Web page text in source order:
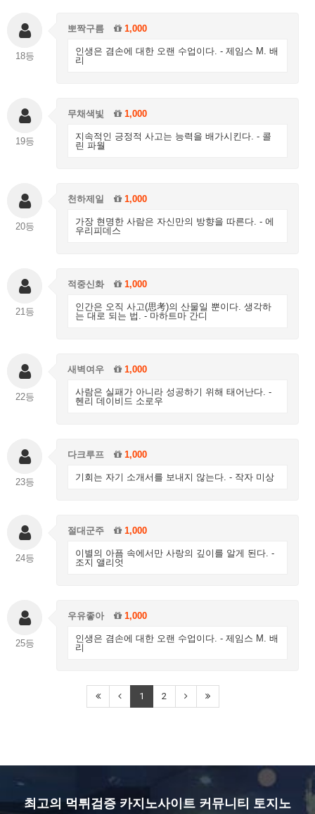
18등
뽀짝구름 1,000
인생은 겸손에 대한 오랜 수업이다. - 제임스 M. 배
리
19등
무채색빛 1,000
지속적인 긍정적 사고는 능력을 배가시킨다. - 콜
린 파월
20등
천하제일 1,000
가장 현명한 사람은 자신만의 방향을 따른다. - 에
우리피데스
21등
적중신화 1,000
인간은 오직 사고(思考)의 산물일 뿐이다. 생각하
는 대로 되는 법. - 마하트마 간디
22등
새벽여우 1,000
사람은 실패가 아니라 성공하기 위해 태어난다. -
헨리 데이비드 소로우
23등
다크루프 1,000
기회는 자기 소개서를 보내지 않는다. - 작자 미상
24등
절대군주 1,000
이별의 아픔 속에서만 사랑의 깊이를 알게 된다. -
조지 앨리엇
25등
우유좋아 1,000
인생은 겸손에 대한 오랜 수업이다. - 제임스 M. 배
리
1 2
최고의 먹튀검증 카지노사이트 커뮤니티 토지노